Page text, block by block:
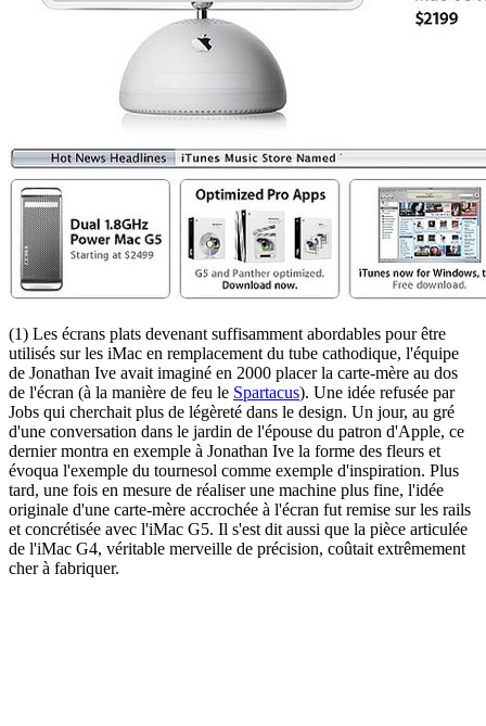
(1) Les écrans plats devenant suffisamment abordables pour être
utilisés sur les iMac en remplacement du tube cathodique, l'équipe
de Jonathan Ive avait imaginé en 2000 placer la carte-mère au dos
de l'écran (à la manière de feu le Spartacus). Une idée refusée par
Jobs qui cherchait plus de légèreté dans le design. Un jour, au gré
d'une conversation dans le jardin de l'épouse du patron d'Apple, ce
dernier montra en exemple à Jonathan Ive la forme des fleurs et
évoqua l'exemple du tournesol comme exemple d'inspiration. Plus
tard, une fois en mesure de réaliser une machine plus fine, l'idée
originale d'une carte-mère accrochée à l'écran fut remise sur les rails
et concrétisée avec l'iMac G5. Il s'est dit aussi que la pièce articulée
de l'iMac G4, véritable merveille de précision, coûtait extrêmement
cher à fabriquer.